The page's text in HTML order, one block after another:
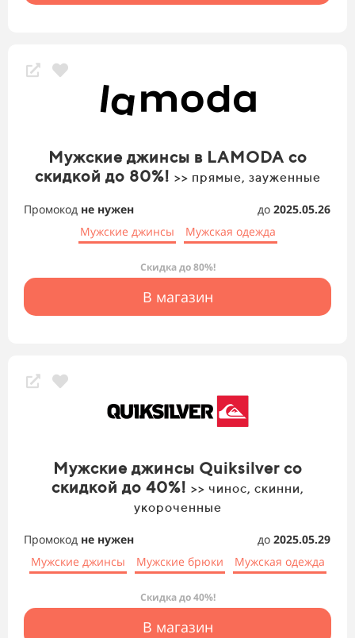
Мужские джинсы в LAMODA со
скидкой до 80%! >> прямые, зауженные
Промокод не нужен до 2025.05.26
Мужские джинсы
Мужская одежда
Скидка до 80%!
В магазин
Мужские джинсы Quiksilver со
скидкой до 40%! >> чинос, скинни,
укороченные
Промокод не нужен до 2025.05.29
Мужские джинсы
Мужские брюки Мужская одежда
Скидка до 40%!
В магазин